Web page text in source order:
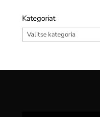
Kategoriat
Kategoriat